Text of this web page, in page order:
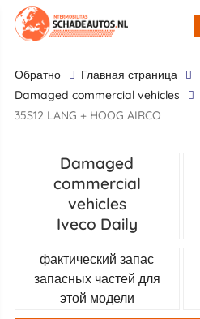
обратно
Главная страница
damaged commercial vehicles
35S12 LANG + HOOG AIRCO
Damaged
commercial
vehicles
Iveco Daily
фактический запас
запасных частей для
этой модели